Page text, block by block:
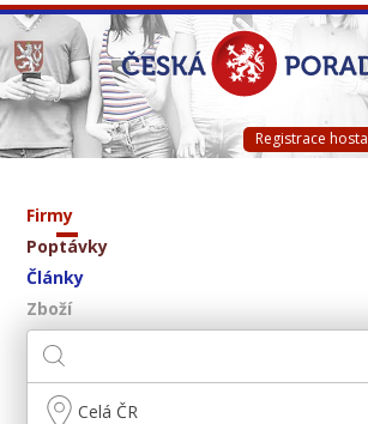
Registrace hosta
Firmy
Poptávky
Články
Zboží
Celá ČR